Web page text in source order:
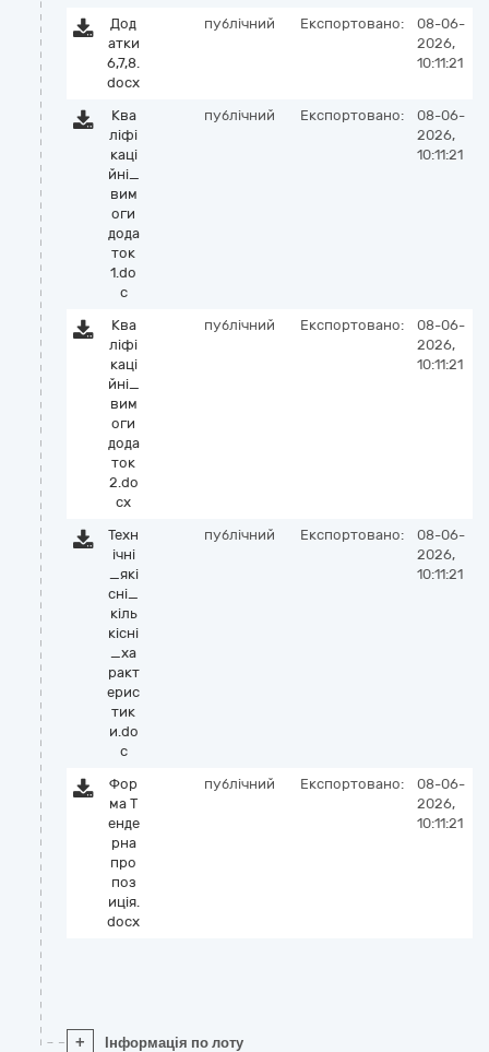
Дод
атки
6,7,8.
docx
публічний Експортовано:
08-06-
2026,
10:11:21
Ква
ліфі
каці
йні_
вим
оги
дода
ток
1.do
c
публічний Експортовано:
08-06-
2026,
10:11:21
Ква
ліфі
каці
йні_
вим
оги
дода
ток
2.do
cx
публічний Експортовано:
08-06-
2026,
10:11:21
Техн
ічні
_які
сні_
кіль
кісні
_ха
ракт
ерис
тик
и.do
c
публічний Експортовано:
08-06-
2026,
10:11:21
Фор
ма Т
енде
рна
про
поз
иція.
docx
публічний Експортовано:
08-06-
2026,
10:11:21
+ Інформація по лоту